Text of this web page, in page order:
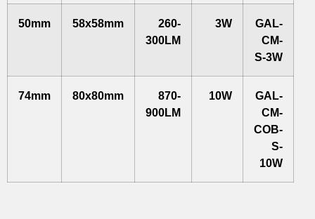
GAL-
CM-
S-3W
3W
260-
300LM
58x58mm
50mm
GAL-
CM-
COB-
S-
10W
10W
870-
900LM
80x80mm
74mm